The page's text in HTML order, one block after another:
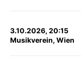
3.10.2026, 20:15
Musikverein, Wien